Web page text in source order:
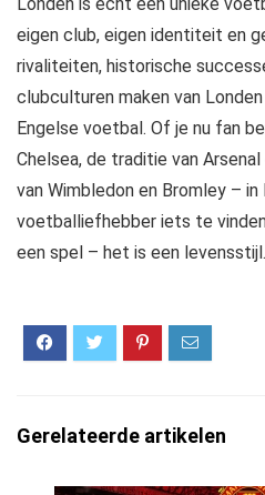
eigen club, eigen identiteit en
rivaliteiten, historische
clubculturen maken van
Engelse voetbal. Of je nu fan
Chelsea, de traditie van
van Wimbledon en Bromley –
voetballiefhebber iets te
een spel – het is een levensstijl.
Gerelateerde artikelen